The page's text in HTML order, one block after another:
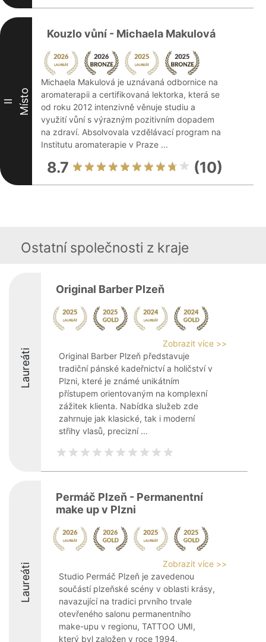
II Místo
Kouzlo vůní - Michaela Makulová
Michaela Makulová je uznávaná odbornice na
aromaterapii a certifikovaná lektorka, která se
od roku 2012 intenzivně věnuje studiu a
využití vůní s výrazným pozitivním dopadem
na zdraví. Absolvovala vzdělávací program na
Institutu aromaterapie v Praze ...
8.7 (10)
Ostatní společnosti z kraje
Laureáti
Original Barber Plzeň
Zobrazit více >>
Original Barber Plzeň představuje
tradiční pánské kadeřnictví a holičství v
Plzni, které je známé unikátním
přístupem orientovaným na komplexní
zážitek klienta. Nabídka služeb zde
zahrnuje jak klasické, tak i moderní
střihy vlasů, precizní ...
Laureáti
Permáč Plzeň - Permanentní
make up v Plzni
Zobrazit více >>
Studio Permáč Plzeň je zavedenou
součástí plzeňské scény v oblasti krásy,
navazující na tradici prvního trvale
otevřeného salonu permanentního
make-upu v regionu, TATTOO UMI,
který byl založen v roce 1994.